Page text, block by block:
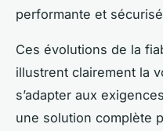
performante et
Ces évolutions de la
illustrent clairement la
s’adapter aux
une solution complète